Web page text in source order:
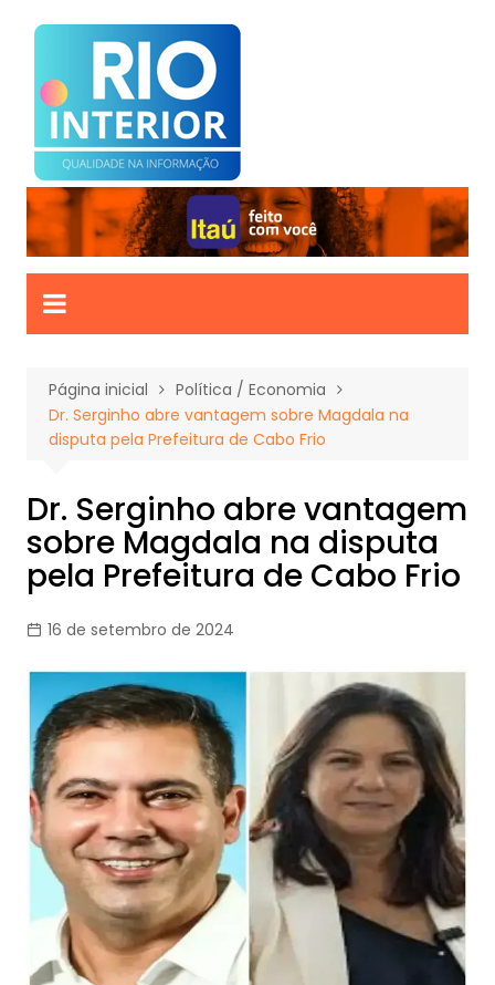
para
conteúdo
Página inicial
Política / Economia
Dr. Serginho abre vantagem sobre Magdala na
disputa pela Prefeitura de Cabo Frio
Dr. Serginho abre vantagem
sobre Magdala na disputa
pela Prefeitura de Cabo Frio
16 de setembro de 2024